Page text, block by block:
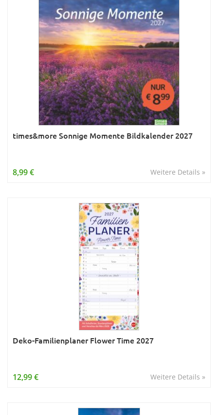
times&more Sonnige Momente Bildkalender 2027
Weitere Details »
8,99 €
Deko-Familienplaner Flower Time 2027
Weitere Details »
12,99 €